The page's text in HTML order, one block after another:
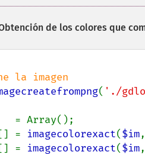
de los colores que
( './
[] = imagecolorexact($im,
[] = imagecolorexact($im,